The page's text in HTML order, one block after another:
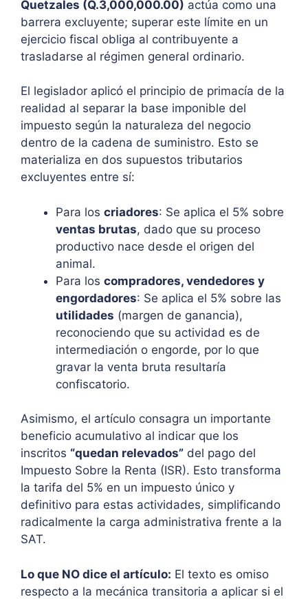
Quetzales (Q.3,000,000.00) actúa como una
barrera excluyente; superar este límite en un
ejercicio fiscal obliga al contribuyente a
trasladarse al régimen general ordinario.
El legislador aplicó el principio de primacía de la
realidad al separar la base imponible del
impuesto según la naturaleza del negocio
dentro de la cadena de suministro. Esto se
materializa en dos supuestos tributarios
excluyentes entre sí:
Para los criadores: Se aplica el 5% sobre
ventas brutas, dado que su proceso
productivo nace desde el origen del
animal.
Para los compradores, vendedores y
engordadores: Se aplica el 5% sobre las
utilidades (margen de ganancia),
reconociendo que su actividad es de
intermediación o engorde, por lo que
gravar la venta bruta resultaría
confiscatorio.
Asimismo, el artículo consagra un importante
beneficio acumulativo al indicar que los
inscritos “quedan relevados” del pago del
Impuesto Sobre la Renta (ISR). Esto transforma
la tarifa del 5% en un impuesto único y
definitivo para estas actividades, simplificando
radicalmente la carga administrativa frente a la
SAT.
Lo que NO dice el artículo: El texto es omiso
respecto a la mecánica transitoria a aplicar si el